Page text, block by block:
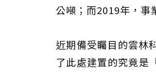
公噸；而2019年，事
近期備受矚目的雲林
了此處建置的究竟是